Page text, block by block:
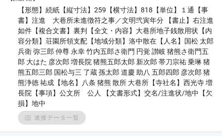
【形態】続紙【縦寸法】259【横寸法】818【単位】１通【事
書】注進 大巷所未進徴符之事／文明弐寅年分 【書止】右注進
如件【複合文書】裏判【全文・内容】大巷所地子銭散用状【内
容分類】荘園所領支配【地域分類】洛中散在【人名】国松 太郎
兵衛 弥三郎 仲尊 永幸 竹内五郎さ衛門 円覚 讃岐 猪熊さ衛門五
郎 大はた 彦次郎 増長院 猪熊五郎太郎 新次郎 帯刀宗祐 乗琳 猪
熊五郎三郎 国松与三 了蔵 孫太郎 道慶 助八 五郎四郎 彦次郎 猪
熊浄徳 祐成【地名】八条 猪熊 散所 大巷所【寺社名】西光寺 増
長院【事項】公文所 公人 【文書形式】交名/注進状/地中【欠
損】地中
連接データ一覧